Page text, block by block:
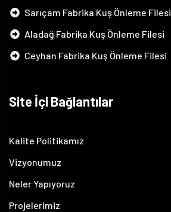
Sarıçam Fabrika Kuş Önleme Filesi
Aladağ Fabrika Kuş Önleme Filesi
Ceyhan Fabrika Kuş Önleme Filesi
Site İçi Bağlantılar
Kalite Politikamız
Vizyonumuz
Neler Yapıyoruz
Projelerimiz